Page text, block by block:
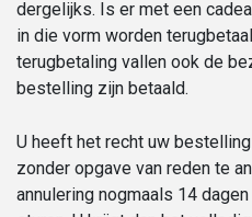
dergelijks. Is er met een
in die vorm worden
terugbetaling vallen ook de
bestelling zijn betaald.
U heeft het recht uw
zonder opgave van reden te
annulering nogmaals 14